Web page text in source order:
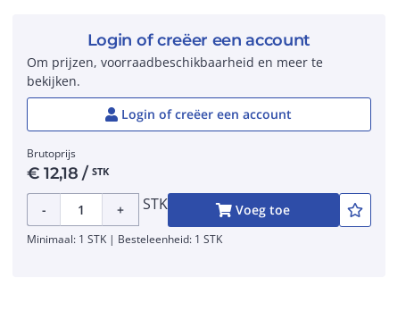
Login of creëer een account
Om prijzen, voorraadbeschikbaarheid en meer te
bekijken.
Login of creëer een account
Brutoprijs
€12,18 / STK
- + STK Voeg toe
Minimaal: 1 STK | Besteleenheid: 1 STK